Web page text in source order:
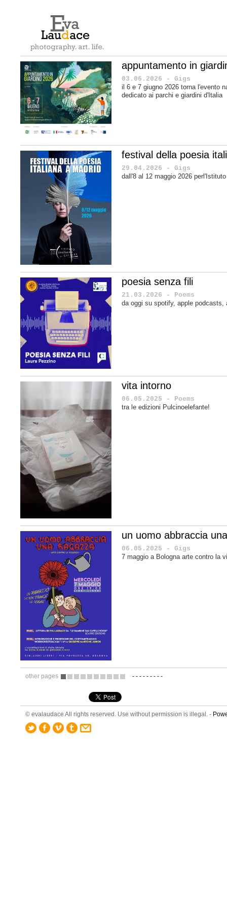
appuntamento in
03.06.2026 - Gigs
il 6 e 7 giugno 2026 torna l'evento
dedicato ai parchi e giardini d'Italia
festival della poesia
29.04.2026 - Gigs
dall'8 al 12 maggio 2026
poesia senza fili
21.03.2026 - Poems
da oggi su spotify, apple
vita intorno
06.05.2025 - Poems
tra le edizioni Pulcinoelefante!
un uomo abbraccia
06.05.2025 - Gigs
7 maggio a Bologna arte contro la
other pages - - - - - - - - -
© evalaudace All rights reserved. Use without permission is illegal. -